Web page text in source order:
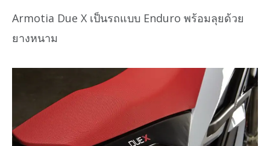
Armotia Due X เป็นรถแบบ Enduro พร้อมลุยด้วย
ยางหนาม